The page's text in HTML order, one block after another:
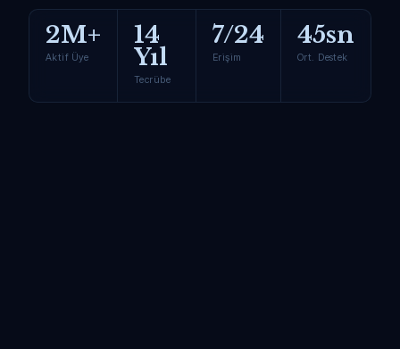
2M+
Aktif Üye
14
Yıl
Tecrübe
7/24
Erişim
45sn
Ort. Destek